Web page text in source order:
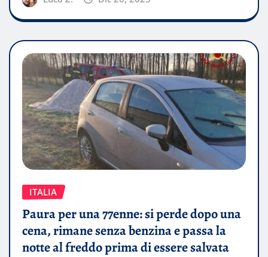
ITALIA
Paura per una 77enne: si perde dopo una
cena, rimane senza benzina e passa la
notte al freddo prima di essere salvata